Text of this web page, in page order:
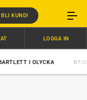
BLI KUND!
I OLYCKA 07:00
LOGGA IN